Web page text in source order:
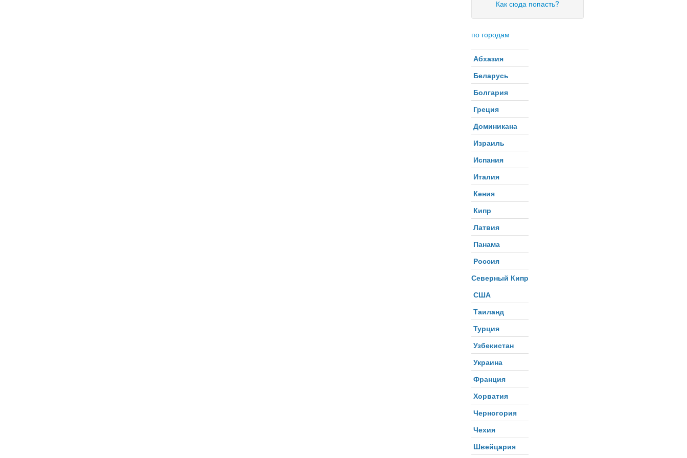
Как сюда попасть?
по городам
Абхазия
Беларусь
Болгария
Греция
Доминикана
Израиль
Испания
Италия
Кения
Кипр
Латвия
Панама
Россия
Северный Кипр
США
Таиланд
Турция
Узбекистан
Украина
Франция
Хорватия
Черногория
Чехия
Швейцария